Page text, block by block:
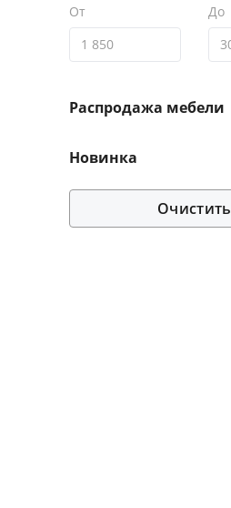
От До
Распродажа мебели
Новинка
Очистить